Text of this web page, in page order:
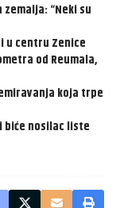
“Neki su
u centru Zenice
od Reumala,
koja trpe
biće nosilac liste